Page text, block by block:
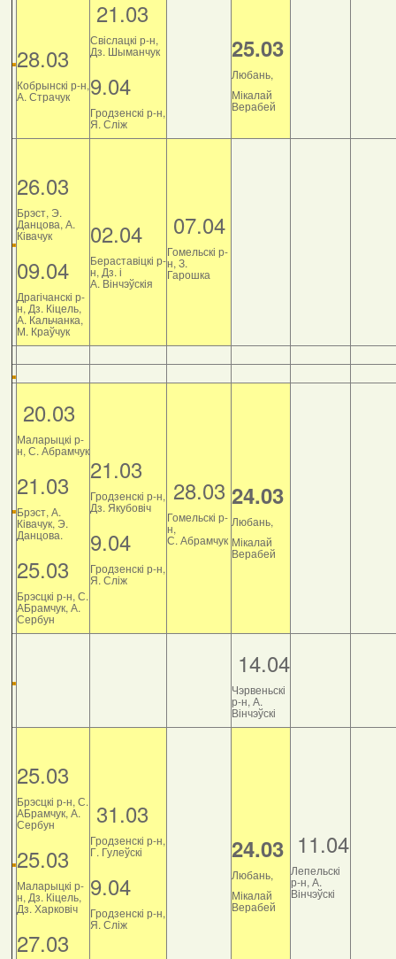
28.03
Кобрынскі р-н,
А. Страчук
21.03
Свіслацкі р-н,
Дз. Шыманчук
9.04
Гродзенскі р-н,
Я. Сліж
25.03
Любань,
Мікалай
Верабей
26.03
Брэст, Э.
Данцова, А.
Ківачук
09.04
Драгічанскі р-
н, Дз. Кіцель,
А. Кальчанка,
М. Краўчук
02.04
Бераставіцкі р-
н, Дз. і
А. Вінчэўскія
07.04
Гомельскі р-
н, З.
Гарошка
20.03
Маларыцкі р-
н, С. Абрамчук
21.03
Брэст, А.
Ківачук, Э.
Данцова.
25.03
Брэсцкі р-н, С.
АБрамчук, А.
Сербун
21.03
Гродзенскі р-н,
Дз. Якубовіч
9.04
Гродзенскі р-н,
Я. Сліж
28.03
Гомельскі р-
н,
С. Абрамчук
24.03
Любань,
Мікалай
Верабей
14.04
Чэрвеньскі
р-н, А.
Вінчэўскі
25.03
Брэсцкі р-н, С.
АБрамчук, А.
Сербун
25.03
Маларыцкі р-
н, Дз. Кіцель,
Дз. Харковіч
27.03
31.03
Гродзенскі р-н,
Г. Гулеўскі
9.04
Гродзенскі р-н,
Я. Сліж
24.03
Любань,
Мікалай
Верабей
11.04
Лепельскі
р-н, А.
Вінчэўскі